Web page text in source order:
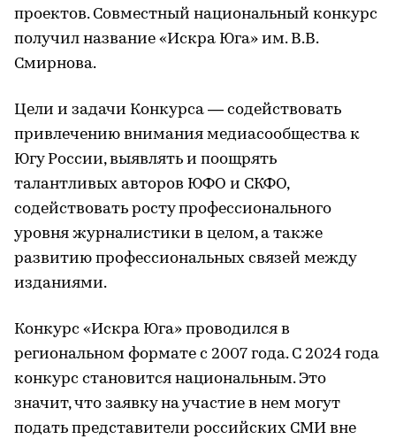
проектов. Совместный национальный конкурс
получил название «Искра Юга» им. В.В.
Смирнова.
Цели и задачи Конкурса — содействовать
привлечению внимания медиасообщества к
Югу России, выявлять и поощрять
талантливых авторов ЮФО и СКФО,
содействовать росту профессионального
уровня журналистики в целом, а также
развитию профессиональных связей между
изданиями.
Конкурс «Искра Юга» проводился в
региональном формате с 2007 года. С 2024 года
конкурс становится национальным. Это
значит, что заявку на участие в нем могут
подать представители российских СМИ вне